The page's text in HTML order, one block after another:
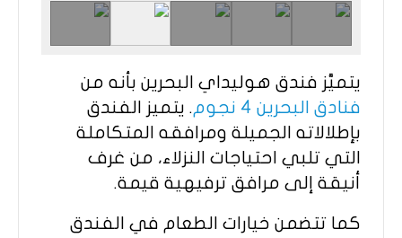
يتميَّز فندق هوليداي البحرين بأنه من
فنادق البحرين 4 نجوم
. يتميز الفندق
بإطلالاته الجميلة ومرافقه المتكاملة
التي تلبي احتياجات النزلاء، من غرف
أنيقة إلى مرافق ترفيهية قيمة.
كما تتضمن خيارات الطعام في الفندق